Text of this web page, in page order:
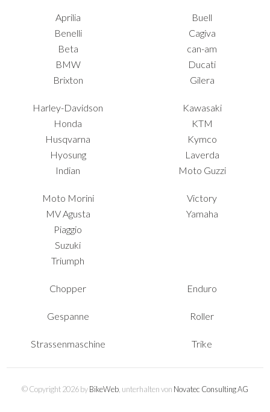
Aprilia
Benelli
Beta
BMW
Brixton
Buell
Cagiva
can-am
Ducati
Gilera
Harley-Davidson
Honda
Husqvarna
Hyosung
Indian
Kawasaki
KTM
Kymco
Laverda
Moto Guzzi
Moto Morini
MV Agusta
Piaggio
Suzuki
Triumph
Victory
Yamaha
Chopper Enduro
Gespanne Roller
Strassenmaschine Trike
© Copyright 2026 byBikeWeb, unterhalten von Novatec Consulting AG